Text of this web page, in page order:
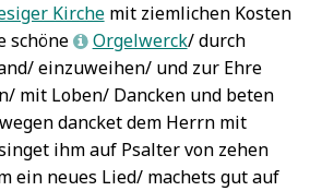
Kirchemit ziemlichen Kosten
schöne L Orgelwerck/ durch
einzuweihen/ und zur Ehre
mit Loben/ Dancken und beten
dancket dem Herrn mit
ihm auf Psalter von zehen
ein neues Lied/ machets gut auf